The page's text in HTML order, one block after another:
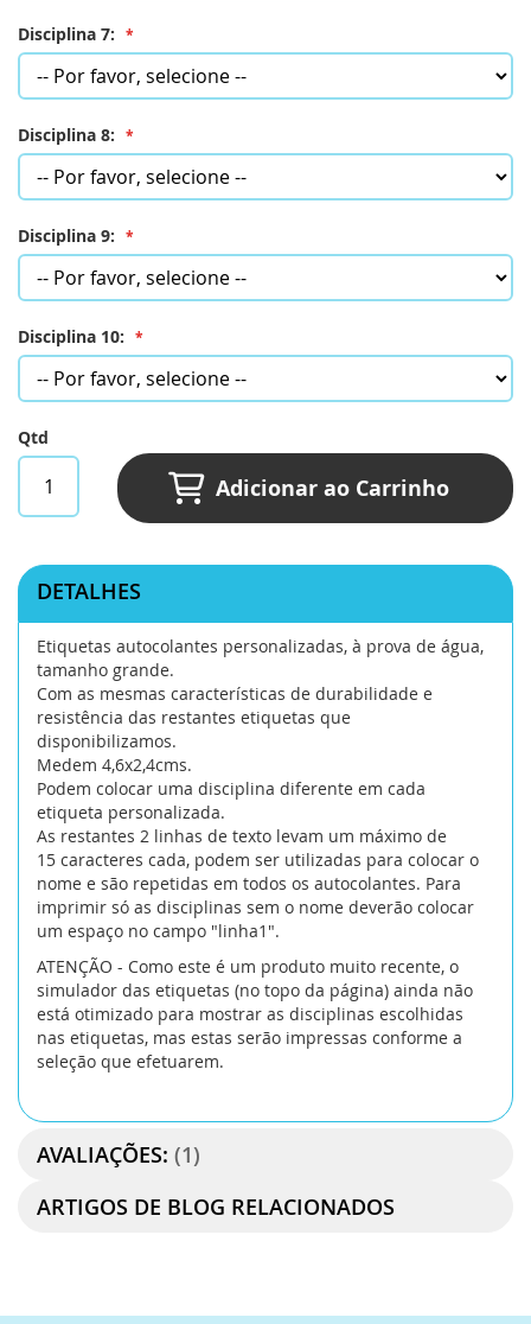
Disciplina 7:
Disciplina 8:
Disciplina 9:
Disciplina 10:
Qtd
Adicionar ao Carrinho
DETALHES
Etiquetas autocolantes personalizadas, à prova de água,
tamanho grande.
Com as mesmas características de durabilidade e
resistência das restantes etiquetas que
disponibilizamos.
Medem 4,6x2,4cms.
Podem colocar uma disciplina diferente em cada
etiqueta personalizada.
As restantes 2 linhas de texto levam um máximo de
15 caracteres cada, podem ser utilizadas para colocar o
nome e são repetidas em todos os autocolantes. Para
imprimir só as disciplinas sem o nome deverão colocar
um espaço no campo "linha1".
ATENÇÃO - Como este é um produto muito recente, o
simulador das etiquetas (no topo da página) ainda não
está otimizado para mostrar as disciplinas escolhidas
nas etiquetas, mas estas serão impressas conforme a
seleção que efetuarem.
AVALIAÇÕES: 1
ARTIGOS DE BLOG RELACIONADOS